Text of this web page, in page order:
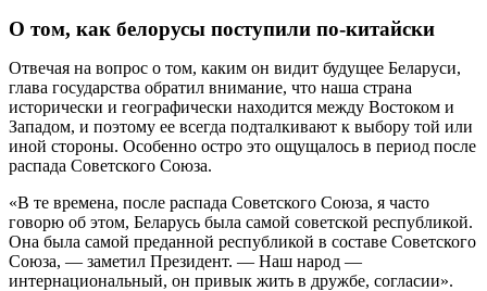
О том, как белорусы поступили по-китайски
Отвечая на вопрос о том, каким он видит будущее Беларуси,
глава государства обратил внимание, что наша страна
исторически и географически находится между Востоком и
Западом, и поэтому ее всегда подталкивают к выбору той или
иной стороны. Особенно остро это ощущалось в период после
распада Советского Союза.
«В те времена, после распада Советского Союза, я часто
говорю об этом, Беларусь была самой советской республикой.
Она была самой преданной республикой в составе Советского
Союза, — заметил Президент. — Наш народ —
интернациональный, он привык жить в дружбе, согласии».